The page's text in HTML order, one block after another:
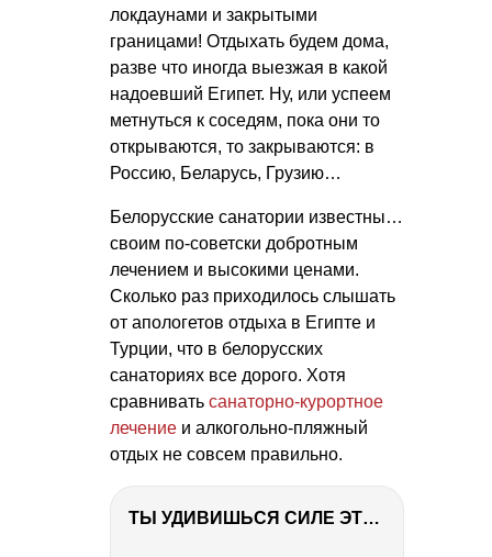
локдаунами и закрытыми
границами! Отдыхать будем дома,
разве что иногда выезжая в какой
надоевший Египет. Ну, или успеем
метнуться к соседям, пока они то
открываются, то закрываются: в
Россию, Беларусь, Грузию…
Белорусские санатории известны…
своим по-советски добротным
лечением и высокими ценами.
Сколько раз приходилось слышать
от апологетов отдыха в Египте и
Турции, что в белорусских
санаториях все дорого. Хотя
сравнивать санаторно-курортное
лечение и алкогольно-пляжный
отдых не совсем правильно.
ТЫ УДИВИШЬСЯ СИЛЕ ЭТО ЧЕЛОВЕКА! Блог о нашей поездке в Вышний Волочек